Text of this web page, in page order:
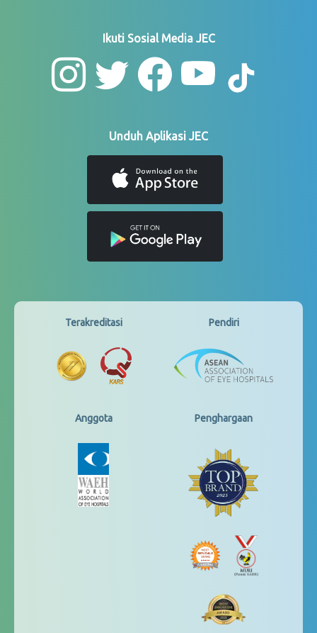
Ikuti Sosial Media JEC
Unduh Aplikasi JEC
Terakreditasi Pendiri
Anggota Penghargaan